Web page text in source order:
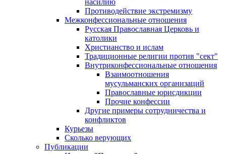
насилию
Противодействие экстремизму
Межконфессиональные отношения
Русская Православная Церковь и
католики
Христианство и ислам
Традиционные религии против "сект"
Внутриконфессиональные отношения
Взаимоотношения
мусульманских организаций
Православные юрисдикции
Прочие конфессии
Другие примеры сотрудничества и
конфликтов
Курьезы
Сколько верующих
Публикации